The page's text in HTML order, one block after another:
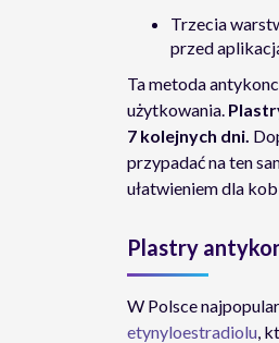
Trzecia
przed
Ta metoda
użytkowania.
7 kolejnych dni.
przypadać na ten
ułatwieniem dla
Plastry
W Polsce
etynyloestradiolu,